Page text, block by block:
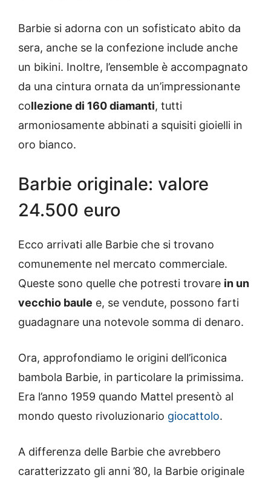
Barbie si adorna con un sofisticato abito da
sera, anche se la confezione include anche
un bikini. Inoltre, l’ensemble è accompagnato
da una cintura ornata da un’impressionante
collezione di 160 diamanti, tutti
armoniosamente abbinati a squisiti gioielli in
oro bianco.
Barbie originale: valore
24.500 euro
Ecco arrivati alle Barbie che si trovano
comunemente nel mercato commerciale.
Queste sono quelle che potresti trovare in un
vecchio baule e, se vendute, possono farti
guadagnare una notevole somma di denaro.
Ora, approfondiamo le origini dell’iconica
bambola Barbie, in particolare la primissima.
Era l’anno 1959 quando Mattel presentò al
mondo questo rivoluzionario giocattolo.
A differenza delle Barbie che avrebbero
caratterizzato gli anni ’80, la Barbie originale